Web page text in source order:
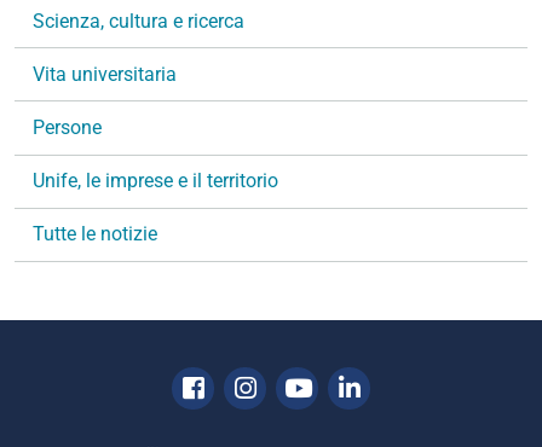
i
a
i
n
Scienza, cultura e ricerca
Vita universitaria
Persone
Unife, le imprese e il territorio
Tutte le notizie
Facebook
Instagram
YoutubeLinkedin